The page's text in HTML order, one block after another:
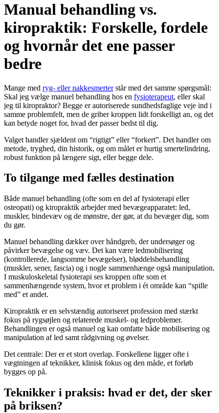
Manual behandling vs.
kiropraktik: Forskelle, fordele
og hvornår det ene passer
bedre
Mange med ryg- eller nakkesmerterstår med det samme spørgsmål:
Skal jeg vælge manuel behandling hos en fysioterapeut, eller skal
jeg til kiropraktor? Begge er autoriserede sundhedsfaglige veje ind i
samme problemfelt, men de griber kroppen lidt forskelligt an, og det
kan betyde noget for, hvad der passer bedst til dig.
Valget handler sjældent om “rigtigt” eller “forkert”. Det handler om
metode, tryghed, din historik, og om målet er hurtig smertelindring,
robust funktion på længere sigt, eller begge dele.
To tilgange med fælles destination
Både manuel behandling (ofte som en del af fysioterapi eller
osteopati) og kiropraktik arbejder med bevægeapparatet: led,
muskler, bindevæv og de mønstre, der gør, at du bevæger dig, som
du gør.
Manuel behandling dækker over håndgreb, der undersøger og
påvirker bevægelse og væv. Det kan være ledmobilisering
(kontrollerede, langsomme bevægelser), bløddelsbehandling
(muskler, sener, fascia) og i nogle sammenhænge også manipulation.
I muskuloskeletal fysioterapi ses kroppen ofte som et
sammenhængende system, hvor et problem i ét område kan “spille
med” et andet.
Kiropraktik er en selvstændig autoriseret profession med stærkt
fokus på rygsøjlen og relaterede muskel- og ledproblemer.
Behandlingen er også manuel og kan omfatte både mobilisering og
manipulation af led samt rådgivning og øvelser.
Det centrale: Der er et stort overlap. Forskellene ligger ofte i
vægtningen af teknikker, klinisk fokus og den måde, et forløb
bygges op på.
Teknikker i praksis: hvad er det, der sker
på briksen?